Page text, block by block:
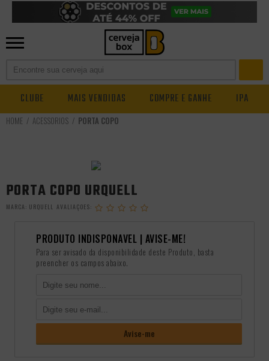
CLUBE MAIS VENDIDAS COMPRE E GANHE IPA
ACESSÓRIOS PORTA COPO
PORTA COPO URQUELL
MARCA: URQUELL
PRODUTO INDISPONÃ­VEL | AVISE-ME!
Para ser avisado da disponibilidade deste Produto, basta
preencher os campos abaixo.